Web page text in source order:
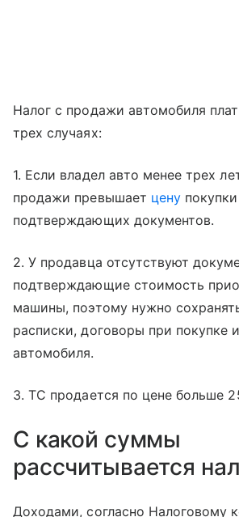
Налог с продажи автомобиля
трех случаях:
1. Если владел авто менее трех
продажи превышает цену
подтверждающих документов.
2. У продавца отсутствуют
подтверждающие стоимость
машины, поэтому нужно
расписки, договоры при покупке
автомобиля.
3. ТС продается по цене больше
С какой суммы
рассчитывается
Доходами, согласно Налоговому